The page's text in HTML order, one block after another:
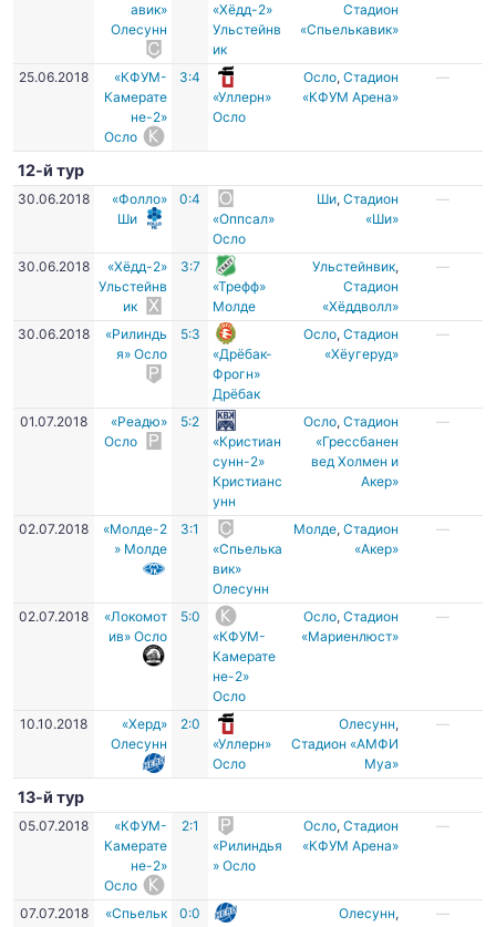
авик»
Олесунн
«Хёдд-2»
Ульстейнв
ик
Стадион
«Спьелькавик»
25.06.2018
«КФУМ-
Камерате
не-2»
Осло
3:4
«Уллерн»
Осло
Осло,Стадион
«КФУМ Арена»
—
12-й тур
30.06.2018
«Фолло»
Ши
0:4
«Оппсал»
Осло
Ши,Стадион
«Ши»
—
30.06.2018
«Хёдд-2»
Ульстейнв
ик
3:7
«Трефф»
Молде
Ульстейнвик,
Стадион
«Хёддволл»
—
30.06.2018
«Рилиндь
я» Осло
5:3
«Дрёбак-
Фрогн»
Дрёбак
Осло,Стадион
«Хёугеруд»
—
01.07.2018
«Реадю»
Осло
5:2
«Кристиан
сунн-2»
Кристианс
унн
Осло,Стадион
«Грессбанен
вед Холмен и
Акер»
—
02.07.2018
«Молде-2
» Молде
3:1
«Спьелька
вик»
Олесунн
Молде,Стадион
«Акер»
—
02.07.2018
«Локомот
ив» Осло
5:0
«КФУМ-
Камерате
не-2»
Осло
Осло,Стадион
«Мариенлюст»
—
10.10.2018
«Херд»
Олесунн
2:0
«Уллерн»
Осло
Олесунн,
Стадион «АМФИ
Муа»
—
13-й тур
05.07.2018
«КФУМ-
Камерате
не-2»
Осло
2:1
«Рилиндья
» Осло
Осло,Стадион
«КФУМ Арена»
—
07.07.2018
«Спьельк
0:0
Олесунн,
—